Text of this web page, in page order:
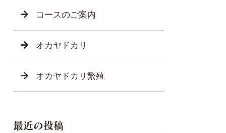
コースのご案内
オカヤドカリ
オカヤドカリ繁殖
最近の投稿